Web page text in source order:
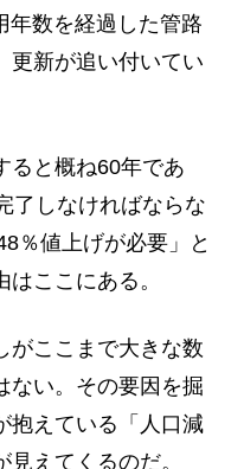
年数を経過した管路
更新が追い付いてい
と概ね60年であ
了しなければならな
％値上げが必要」と
ここにある。
ここまで大きな数
ない。その要因を掘
抱えている「人口減
えてくるのだ。